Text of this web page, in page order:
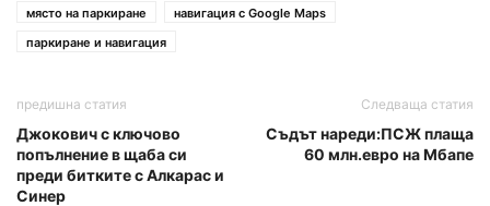
място на паркиране
навигация с Google Maps
паркиране и навигация
предишна статия
Джокович с ключово
попълнение в щаба си
преди битките с Алкарас и
Синер
Следваща статия
Съдът нареди:ПСЖ плаща
60 млн.евро на Мбапе